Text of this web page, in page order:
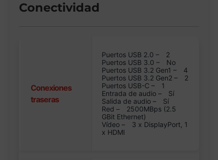
Conectividad
Conexiones
traseras
Puertos USB 2.0 –
2
Puertos USB 3.0 –
No
Puertos USB 3.2 Gen1 –
4
Puertos USB 3.2 Gen2 –
2
Puertos USB-C –
1
Entrada de audio –
Sí
Salida de audio –
Sí
Red –
2500MBps (2.5
GBit Ethernet)
Vídeo –
3 x DisplayPort, 1
x HDMI